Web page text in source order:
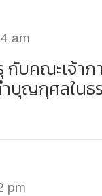
am
กับคณะเจ้า
บุญกุศลใน
pm